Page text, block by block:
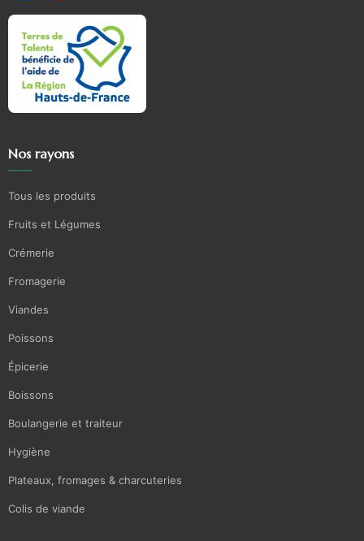
Nos rayons
Tous les produits
Fruits et Légumes
Crémerie
Fromagerie
Viandes
Poissons
Épicerie
Boissons
Boulangerie et traiteur
Hygiène
Plateaux, fromages & charcuteries
Colis de viande